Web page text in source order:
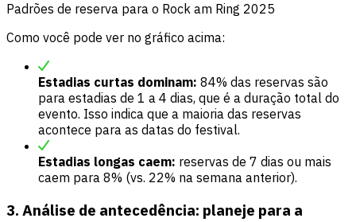
Padrões de reserva para o Rock am Ring 2025
Como você pode ver no gráfico acima:
Estadias curtas dominam: 84% das reservas são
para estadias de 1 a 4 dias, que é a duração total do
evento. Isso indica que a maioria das reservas
acontece para as datas do festival.
Estadias longas caem: reservas de 7 dias ou mais
caem para 8% (vs. 22% na semana anterior).
3. Análise de antecedência: planeje para a